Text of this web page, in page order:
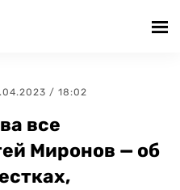
/ 18:02
все
Миронов — об